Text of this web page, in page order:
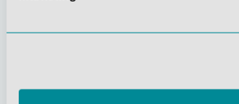
Kundenorientierung